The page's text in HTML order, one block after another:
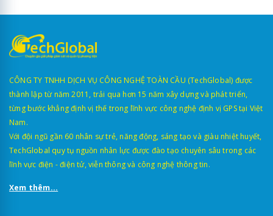
CÔNG TY TNHH DỊCH VỤ CÔNG NGHỆ TOÀN CẦU (TechGlobal) được
thành lập từ năm 2011, trải qua hơn 15 năm xây dựng và phát triển,
từng bước khẳng định vị thế trong lĩnh vực công nghệ định vị GPS tại Việt
Nam.
Với đội ngũ gần 60 nhân sự trẻ, năng động, sáng tạo và giàu nhiệt huyết,
TechGlobal quy tụ nguồn nhân lực được đào tạo chuyên sâu trong các
lĩnh vực điện - điện tử, viễn thông và công nghệ thông tin.
Xem thêm...